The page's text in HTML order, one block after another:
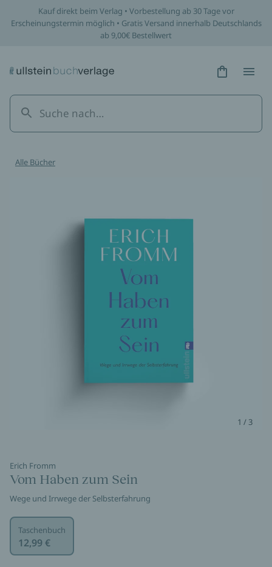
Kauf direkt beim Verlag • Vorbestellung ab 30 Tage vor
Erscheinungstermin möglich • Gratis Versand innerhalb Deutschlands
ab 9,00€ Bestellwert
Hidden
Alle Bücher
1 / 3
Erich Fromm
Vom Haben zum Sein
Wege und Irrwege der Selbsterfahrung
Taschenbuch
12,99 €